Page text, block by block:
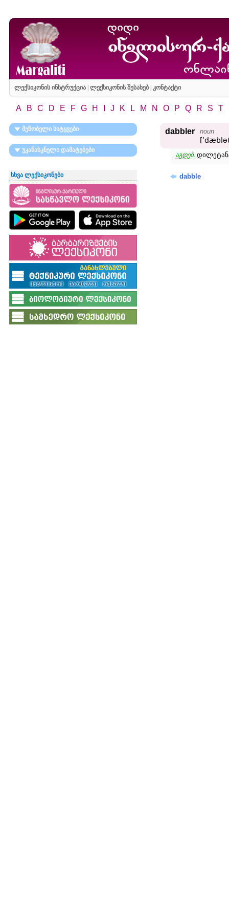
ლექსიკონის ინსტრუქცია| ლექსიკონის შესახებ| კონტაქტი
A B C D E F G H J K L M N O P Q R S T
მეზობელი სიტყვები
უკანასკნელი დამატებები
სხვა ლექსიკონები
dabbler noun
აგდებ.
dabble